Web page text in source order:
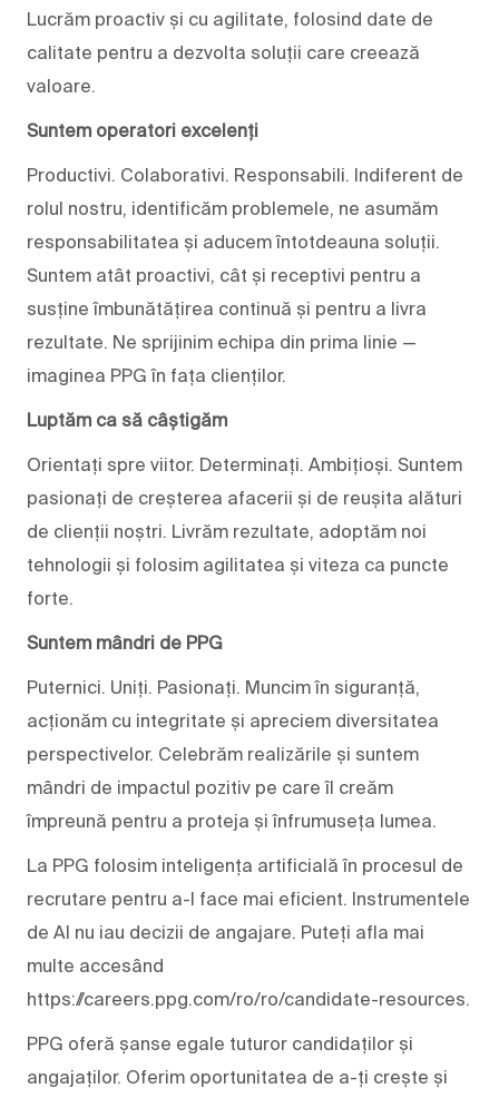
Lucrăm proactiv și cu agilitate, folosind date de
calitate pentru a dezvolta soluții care creează
valoare.
Suntem operatori excelenți
Productivi. Colaborativi. Responsabili. Indiferent de
rolul nostru, identificăm problemele, ne asumăm
responsabilitatea și aducem întotdeauna soluții.
Suntem atât proactivi, cât și receptivi pentru a
susține îmbunătățirea continuă și pentru a livra
rezultate. Ne sprijinim echipa din prima linie —
imaginea PPG în fața clienților.
Luptăm ca să câștigăm
Orientați spre viitor. Determinați. Ambițioși. Suntem
pasionați de creșterea afacerii și de reușita alături
de clienții noștri. Livrăm rezultate, adoptăm noi
tehnologii și folosim agilitatea și viteza ca puncte
forte.
Suntem mândri de PPG
Puternici. Uniți. Pasionați. Muncim în siguranță,
acționăm cu integritate și apreciem diversitatea
perspectivelor. Celebrăm realizările și suntem
mândri de impactul pozitiv pe care îl creăm
împreună pentru a proteja și înfrumuseța lumea.
La PPG folosim inteligența artificială în procesul de
recrutare pentru a-l face mai eficient. Instrumentele
de AI nu iau decizii de angajare. Puteți afla mai
multe accesând
https://careers.ppg.com/ro/ro/candidate-resources.
PPG oferă șanse egale tuturor candidaților și
angajaților. Oferim oportunitatea de a-ți crește și